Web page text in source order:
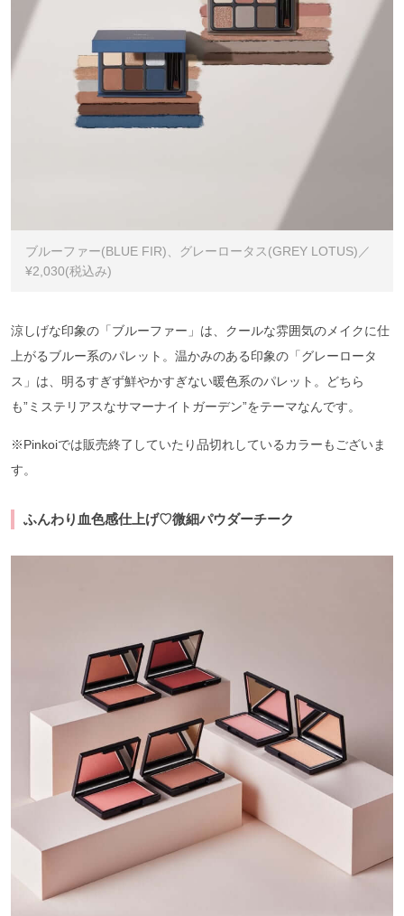
ブルーファー(BLUE FIR)、グレーロータス(GREY LOTUS)／
¥2,030(税込み)
涼しげな印象の「ブルーファー」は、クールな雰囲気のメイクに仕
上がるブルー系のパレット。温かみのある印象の「グレーロータ
ス」は、明るすぎず鮮やかすぎない暖色系のパレット。どちら
も”ミステリアスなサマーナイトガーデン”をテーマなんです。
※Pinkoiでは販売終了していたり品切れしているカラーもございま
す。
ふんわり血色感仕上げ♡微細パウダーチーク